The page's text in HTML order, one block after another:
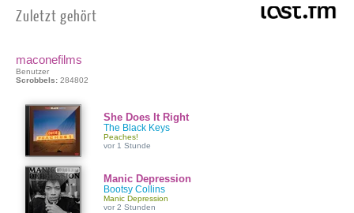
Zuletzt gehört
maconefilms
Benutzer
Scrobbels: 284802
She Does It Right
The Black Keys
Peaches!
vor 1 Stunde
Manic Depression
Bootsy Collins
Manic Depression
vor 2 Stunden